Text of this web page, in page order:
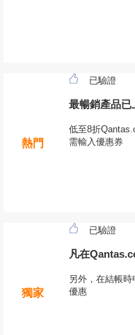
熱門
已驗證
最暢銷產品已
低至8折
需輸入優惠券
獨家
已驗證
凡在
另外，在結帳
優惠